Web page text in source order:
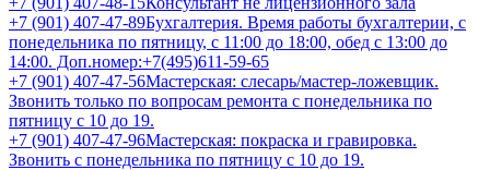
+7 (901) 407-47-89Бухгалтерия. Время работы бухгалтерии, с
понедельника по пятницу, с 11:00 до 18:00, обед с 13:00 до
14:00. Доп.номер:+7(495)611-59-65
+7 (901) 407-47-56Мастерская: слесарь/мастер-ложевщик.
Звонить только по вопросам ремонта с понедельника по
пятницу с 10 до 19.
+7 (901) 407-47-96Мастерская: покраска и гравировка.
Звонить с понедельника по пятницу с 10 до 19.